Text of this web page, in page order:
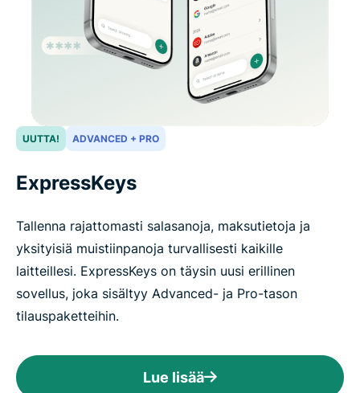
UUTTA! ADVANCED + PRO
ExpressKeys
Tallenna rajattomasti salasanoja, maksutietoja ja
yksityisiä muistiinpanoja turvallisesti kaikille
laitteillesi. ExpressKeys on täysin uusi erillinen
sovellus, joka sisältyy Advanced- ja Pro-tason
tilauspaketteihin.
Lue lisää